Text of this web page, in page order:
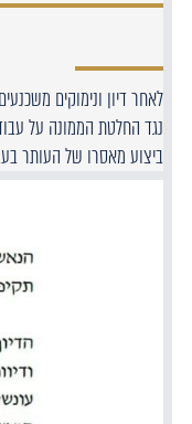
לאחר דיון ונימוקים
נגד החלטת הממונה על
ביצוע מאסרו של העותר